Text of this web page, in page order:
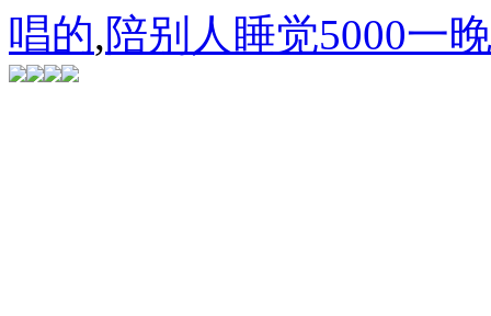
唱的,陪别人睡觉5000一